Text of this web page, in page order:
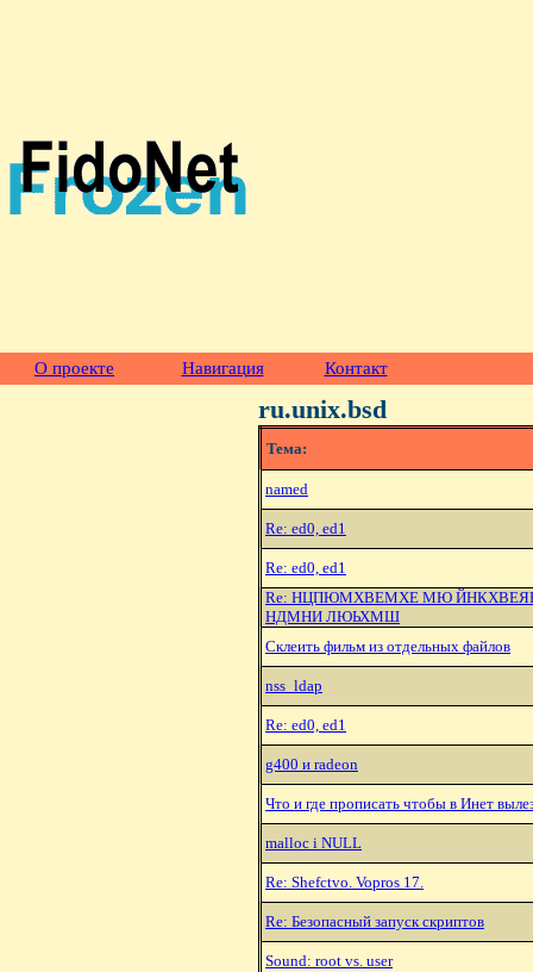
О проекте Навигация Контакт
ru.unix.bsd
Тема:
named
Re: ed0, ed1
Re: ed0, ed1
Re: HЦПЮМХВЕМХЕ МЮ
HДМHИ ЛЮЬХМШ
Склеить фильм из отдельных файлов
nss_ldap
Re: ed0, ed1
g400 и radeon
Что и где прописать чтобы в Инет
malloc i NULL
Re: Shefctvo. Vopros 17.
Re: Безопасный запуск скриптов
Sound: root vs. user